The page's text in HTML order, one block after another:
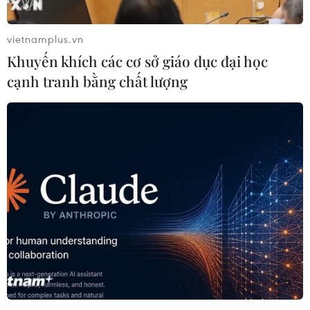
08/11/2018 05:24
Saudi Arabia đã thay đổi quy định về thông hành của
nước này, theo đó, các tín đồ Hồi giáo Israel và
Palestine sẽ không còn được hành hương đến thánh địa
Mecca.
vietnamplus.vn
Khuyến khích các cơ sở giáo dục đại học
cạnh tranh bằng chất lượng